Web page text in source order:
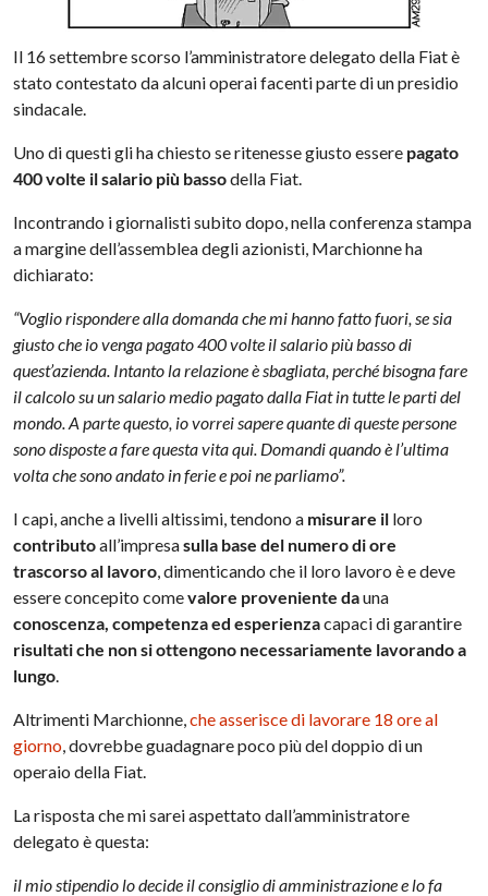
Il 16 settembre scorso l’amministratore delegato della Fiat è
stato contestato da alcuni operai facenti parte di un presidio
sindacale.
Uno di questi gli ha chiesto se ritenesse giusto essere pagato
400 volte il salario più bassodella Fiat.
Incontrando i giornalisti subito dopo, nella conferenza stampa
a margine dell’assemblea degli azionisti, Marchionne ha
dichiarato:
“Voglio rispondere alla domanda che mi hanno fatto fuori, se sia
giusto che io venga pagato 400 volte il salario più basso di
quest’azienda. Intanto la relazione è sbagliata, perché bisogna fare
il calcolo su un salario medio pagato dalla Fiat in tutte le parti del
mondo. A parte questo, io vorrei sapere quante di queste persone
sono disposte a fare questa vita qui. Domandi quando è l’ultima
volta che sono andato in ferie e poi ne parliamo”.
I capi, anche a livelli altissimi, tendono a misurare il loro
contributoall’impresasulla base del numero di ore
trascorso al lavoro, dimenticando che il loro lavoro è e deve
essere concepito comevalore proveniente dauna
conoscenza, competenza ed esperienzacapaci di garantire
risultati che non si ottengono necessariamente lavorando a
lungo.
Altrimenti Marchionne,che asserisce di lavorare 18 ore al
giorno, dovrebbe guadagnare poco più del doppio di un
operaio della Fiat.
La risposta che mi sarei aspettato dall’amministratore
delegato è questa:
il mio stipendio lo decide il consiglio di amministrazione e lo fa